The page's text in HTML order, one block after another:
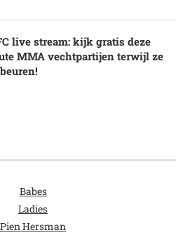
live stream: kijk gratis deze
MMA vechtpartijen terwijl ze
Babes
Ladies
Pien Hersman